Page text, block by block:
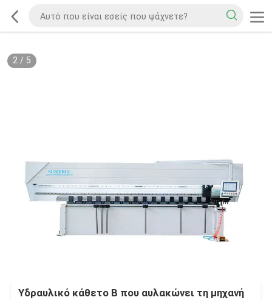
2/ 5
Υδραυλικό κάθετο Β που αυλακώνει τη μηχανή